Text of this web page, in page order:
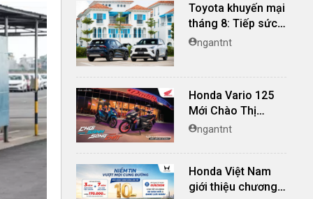
Toyota khuyến mại
tháng 8: Tiếp sức
đà tăng trưởng, tối
ngantnt
Honda Vario 125
Mới Chào Thị
Trường Việt: Bổ
Street, Giá Từ
42,69 Triệu Đồng
ngantnt
Honda Việt Nam
giới thiệu chương